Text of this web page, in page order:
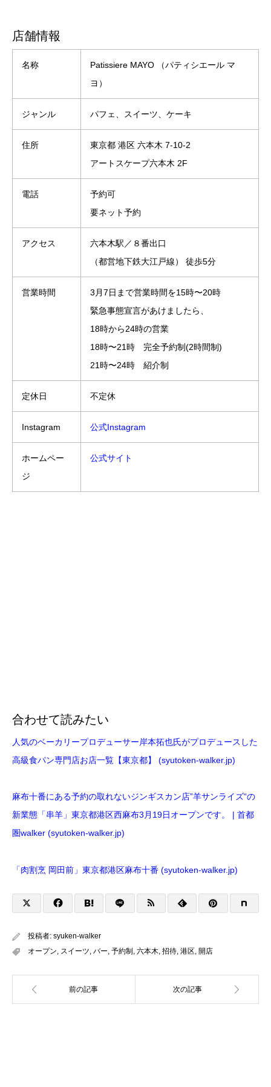
店舗情報
名称
Patissiere MAYO （パティシエール マ
ヨ）
ジャンル パフェ、スイーツ、ケーキ
住所
東京都 港区 六本木 7-10-2
アートスケープ六本木 2F
電話
予約可
要ネット予約
アクセス
六本木駅／８番出口
（都営地下鉄大江戸線） 徒歩5分
営業時間
3月7日まで営業時間を15時〜20時
緊急事態宣言があけましたら、
18時から24時の営業
18時〜21時 完全予約制(2時間制)
21時〜24時 紹介制
定休日 不定休
Instagram 公式Instagram
ホームペー
ジ
公式サイト
合わせて読みたい
人気のベーカリープロデューサー岸本拓也氏がプロデュースした
高級食パン専門店お店一覧【東京都】 (syutoken-walker.jp)
麻布十番にある予約の取れないジンギスカン店”羊サンライズ“の
新業態「串羊」東京都港区西麻布3月19日オープンです。 | 首都
圏walker (syutoken-walker.jp)
「肉割烹 岡田前」東京都港区麻布十番 (syutoken-walker.jp)
投稿者: syuken-walker
オープン, スイーツ, バー, 予約制 , 六本木, 招待, 港区, 開店